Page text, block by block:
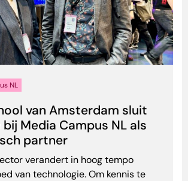
NL
van Amsterdam sluit
Media Campus NL als
partner
verandert in hoog tempo
van technologie. Om kennis te